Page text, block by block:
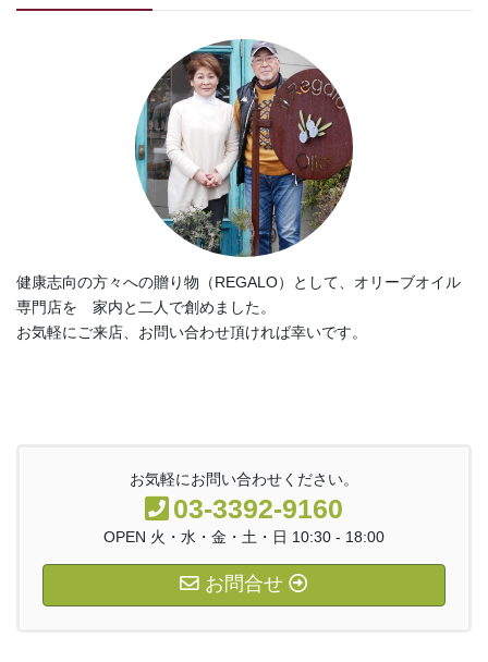
健康志向の方々への贈り物（REGALO）として、オリーブオイル
専門店を 家内と二人で創めました。
お気軽にご来店、お問い合わせ頂ければ幸いです。
お気軽にお問い合わせください。
03-3392-9160
OPEN 火・水・金・土・日 10:30 - 18:00
お問合せ